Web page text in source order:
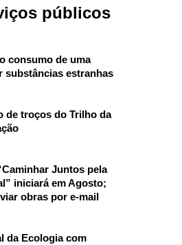
públicos
consumo de uma
substâncias estranhas
de troços do Trilho da
Juntos pela
iniciará em Agosto;
obras por e-mail
da Ecologia com